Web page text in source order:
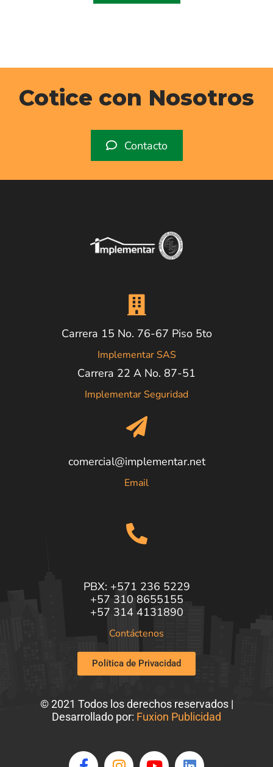
Cotice con Nosotros
Contacto
Carrera 15 No. 76-67 Piso 5to
Implementar SAS
Carrera 22 A No. 87-51
Implementar Seguridad
comercial@implementar.net
Email
PBX: +571 236 5229
+57 310 8655155
+57 314 4131890
Contáctenos
Política de Privacidad
© 2021 Todos los derechos reservados |
Desarrollado por: Fuxion Publicidad